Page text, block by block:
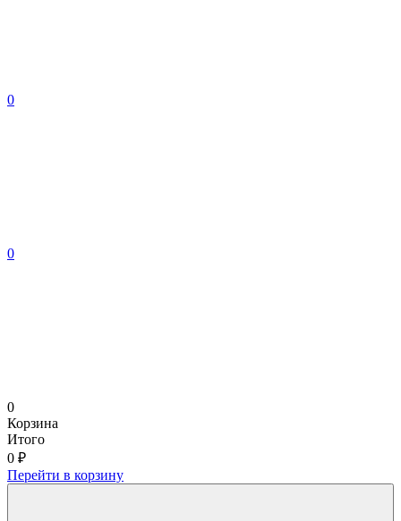
0
0
0
Корзина
Итого
0 ₽
Перейти в корзину